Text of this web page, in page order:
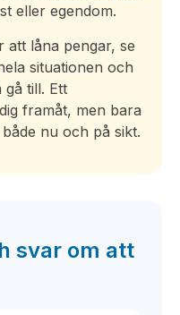
eller egendom.
att låna pengar, se
situationen och
till. Ett
framåt, men bara
nu och på sikt.
svar om att